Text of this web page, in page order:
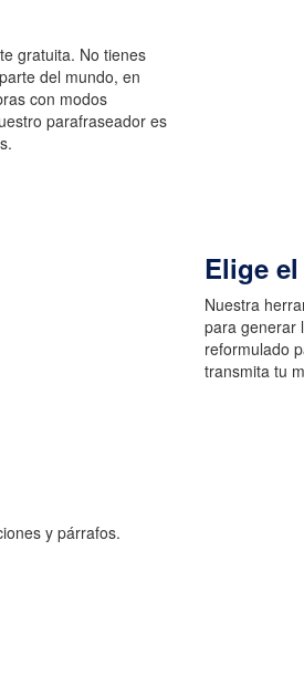
gratuita. No tienes
del mundo, en
con modos
parafraseador es
Elige
Nuestra
para generar
reformulado
transmita tu
y párrafos.